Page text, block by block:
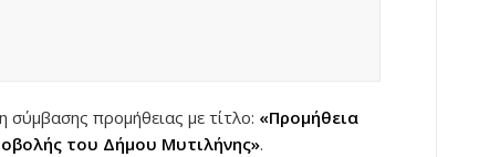
προμήθειας με τίτλο: «Προμήθεια
του Δήμου Μυτιλήνης».